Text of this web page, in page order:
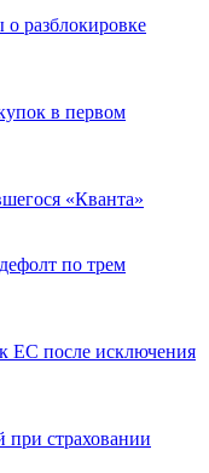
разблокировке
в первом
«Кванта»
по трем
ЕС после исключения
при страховании